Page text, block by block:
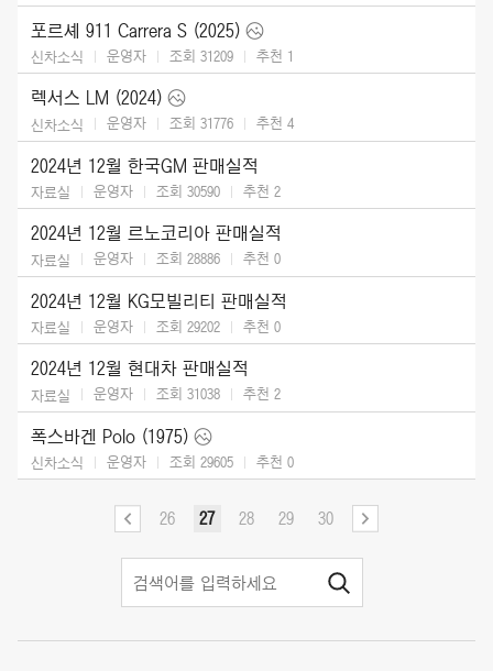
포르셰 911 Carrera S (2025)
신차소식 운영자 조회 31209 추천 1
렉서스 LM (2024)
신차소식 운영자 조회 31776 추천 4
2024년 12월 한국GM 판매실적
자료실 운영자 조회 30590 추천 2
2024년 12월 르노코리아 판매실적
자료실 운영자 조회 28886 추천 0
2024년 12월 KG모빌리티 판매실적
자료실 운영자 조회 29202 추천 0
2024년 12월 현대차 판매실적
자료실 운영자 조회 31038 추천 2
폭스바겐 Polo (1975)
신차소식 운영자 조회 29605 추천 0
26 27 28 29 30